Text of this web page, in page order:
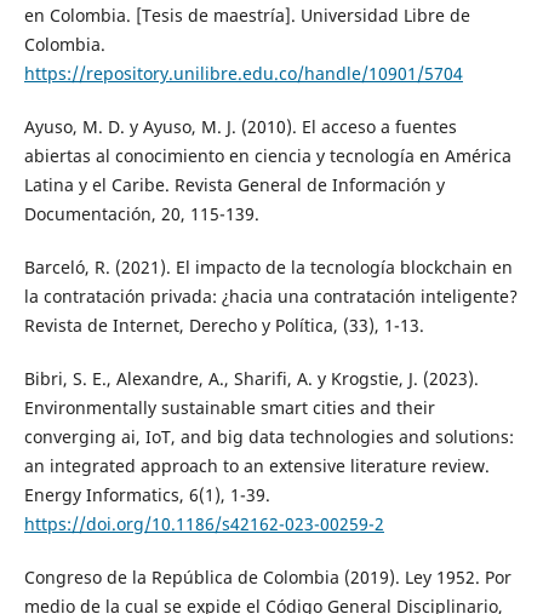
en Colombia. [Tesis de maestría]. Universidad Libre de
Colombia.
https://repository.unilibre.edu.co/handle/10901/5704
Ayuso, M. D. y Ayuso, M. J. (2010). El acceso a fuentes
abiertas al conocimiento en ciencia y tecnología en América
Latina y el Caribe. Revista General de Información y
Documentación, 20, 115-139.
Barceló, R. (2021). El impacto de la tecnología blockchain en
la contratación privada: ¿hacia una contratación inteligente?
Revista de Internet, Derecho y Política, (33), 1-13.
Bibri, S. E., Alexandre, A., Sharifi, A. y Krogstie, J. (2023).
Environmentally sustainable smart cities and their
converging ai, IoT, and big data technologies and solutions:
an integrated approach to an extensive literature review.
Energy Informatics, 6(1), 1-39.
https://doi.org/10.1186/s42162-023-00259-2
Congreso de la República de Colombia (2019). Ley 1952. Por
medio de la cual se expide el Código General Disciplinario,